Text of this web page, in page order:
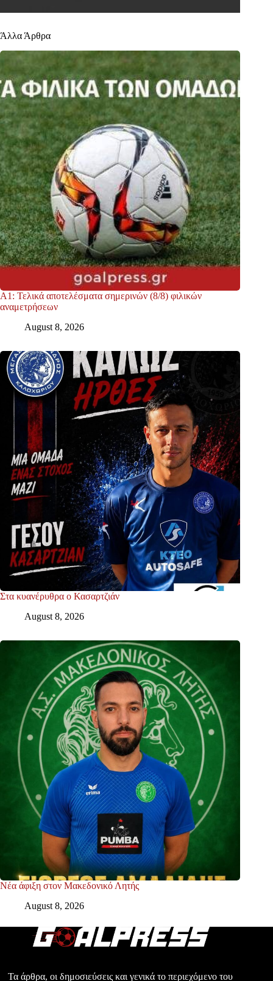
Άλλα Άρθρα
Α1: Τελικά αποτελέσματα σημερινών (8/8) φιλικών
αναμετρήσεων
August 8, 2026
Στα κυανέρυθρα ο Κασαρτζιάν
August 8, 2026
Νέα άφιξη στον Μακεδονικό Λητής
August 8, 2026
Τα άρθρα, οι δημοσιεύσεις και γενικά το περιεχόμενο του